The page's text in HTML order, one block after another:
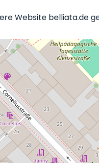
Website belliata.de